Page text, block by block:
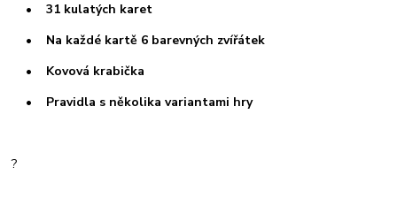
• 31 kulatých karet
• Na každé kartě 6 barevných zvířátek
• Kovová krabička
• Pravidla s několika variantami hry
?